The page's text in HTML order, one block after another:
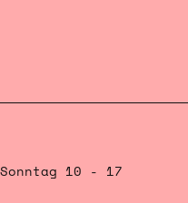
10 - 17